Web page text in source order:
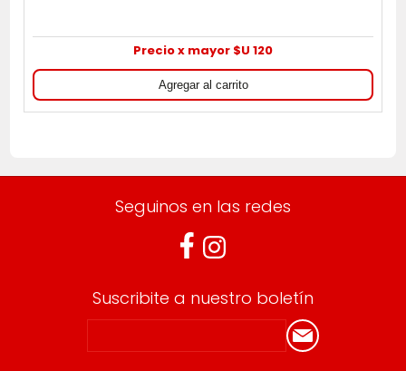
Precio x mayor $U 120
Seguinos en las redes
Suscribite a nuestro boletín